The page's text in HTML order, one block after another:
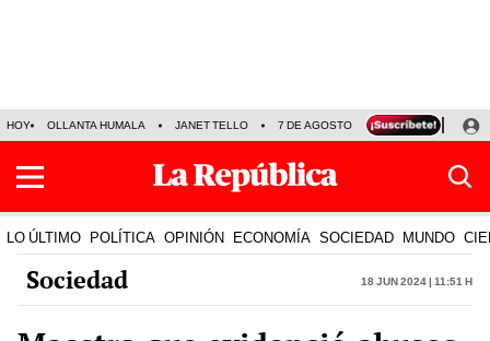
HOY OLLANTA HUMALA JANET TELLO 7 DE AGOSTO TINKA RESULTADOS
LO ÚLTIMO POLÍTICA OPINIÓN ECONOMÍA SOCIEDAD MUNDO
Sociedad 18 Jun 2024 | 11:51 h